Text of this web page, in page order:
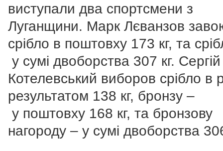
виступали два спортсмени з
Луганщини. Марк Лєванзов
срібло в поштовху 173 кг, та
у сумі двоборства 307 кг. Сергій
Котелевський виборов срібло в
результатом 138 кг, бронзу –
у поштовху 168 кг, та бронзову
нагороду – у сумі двоборства